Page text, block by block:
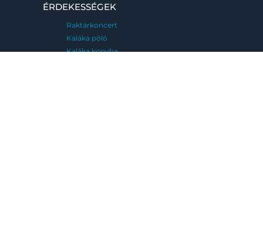
ÉRDEKESSÉGEK
Raktárkoncert
Kaláka póló
Kaláka konyha